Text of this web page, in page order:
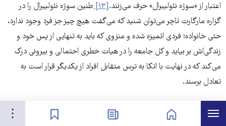
فهرست نشان‌گذاشته‌ها
اعتبار از «سوژه نئولیبرال» حرف می‌زنند.[۱۳]
طنین سوژه نئولیبرال را در
گزاره مارگارت تاچر می‌توان شنید که می‌گفت هیچ چیز جز فرد وجود ندارد،
حتی خانواده؛ فردی اتمیزه شده و منزوی که باید به تنهایی از پس خود و
زندگی‌اش بر بیاید و کل جامعه را در هیات خطری احتمالی و بیرونی درک
می‌کند که در نهایت با اتکا به ترس متقابل افراد از یکدیگر قرار است به
تعادل برسند.
در مقابل برخی نیز بر تاریخمندی و مکانمندی نئولیبرالیسم تاکید کرده‌اند، و
با اشاره به برخی از مولفه‌های غایب نئولیبرالیسم در ایران، استفاده از این